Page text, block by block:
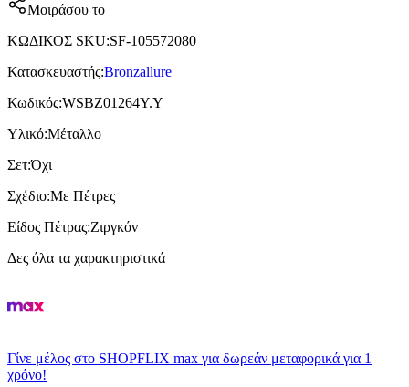
Μοιράσου το
ΚΩΔΙΚΟΣ SKU:SF-105572080
Κατασκευαστής:Bronzallure
Κωδικός:WSBZ01264Y.Y
Υλικό:Μέταλλο
Σετ:Όχι
Σχέδιο:Με Πέτρες
Είδος Πέτρας:Ζιργκόν
Δες όλα τα χαρακτηριστικά
Γίνε μέλος στο SHOPFLIX max για δωρεάν μεταφορικά για 1
χρόνο!